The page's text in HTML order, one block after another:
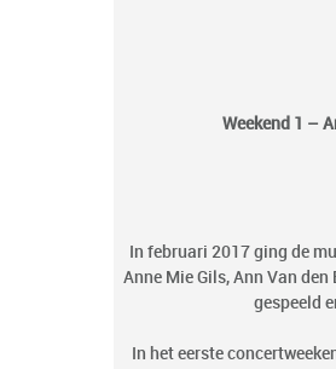
Weekend 1 –
In februari 2017 ging de
Anne Mie Gils, Ann Van
gespeeld
In het eerste